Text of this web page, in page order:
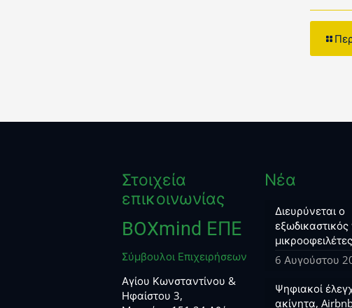
Στοιχεία
επικοινωνίας
BOXmind ΕΠΕ
Σύμβουλοι Επιχειρήσεων
Αγίου Κωνσταντίνου &
Ηφαίστου 3,
Νέα
Διευρύνεται ο
εξωδικαστικός
μικροοφειλέτες
6 Αυγούστου
Ψηφιακοί
ακίνητα,